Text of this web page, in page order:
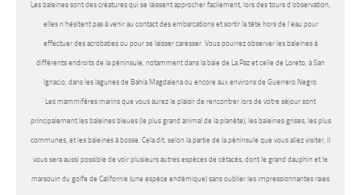
Les baleines sont des créatures qui se laissent approcher facilement, lors des tours d’observation,
elles n’hésitent pas à venir au contact des embarcations et sortir la tête hors de l’eau pour
effectuer des acrobaties ou pour se laisser caresser. Vous pourrez observer les baleines à
différents endroits de la péninsule, notamment dans la baie de La Paz et celle de Loreto, à San
Ignacio, dans les lagunes de Bahía Magdalena ou encore aux environs de Guerrero Negro.
Les mammifères marins que vous aurez le plaisir de rencontrer lors de votre séjour sont
principalement les baleines bleues (le plus grand animal de la planète), les baleines grises, les plus
communes, et les baleines à bosse. Cela dit, selon la partie de la péninsule que vous allez visiter, il
vous sera aussi possible de voir plusieurs autres espèces de cétacés, dont le grand dauphin et le
marsouin du golfe de Californie (une espèce endémique) sans oublier les impressionnantes raies